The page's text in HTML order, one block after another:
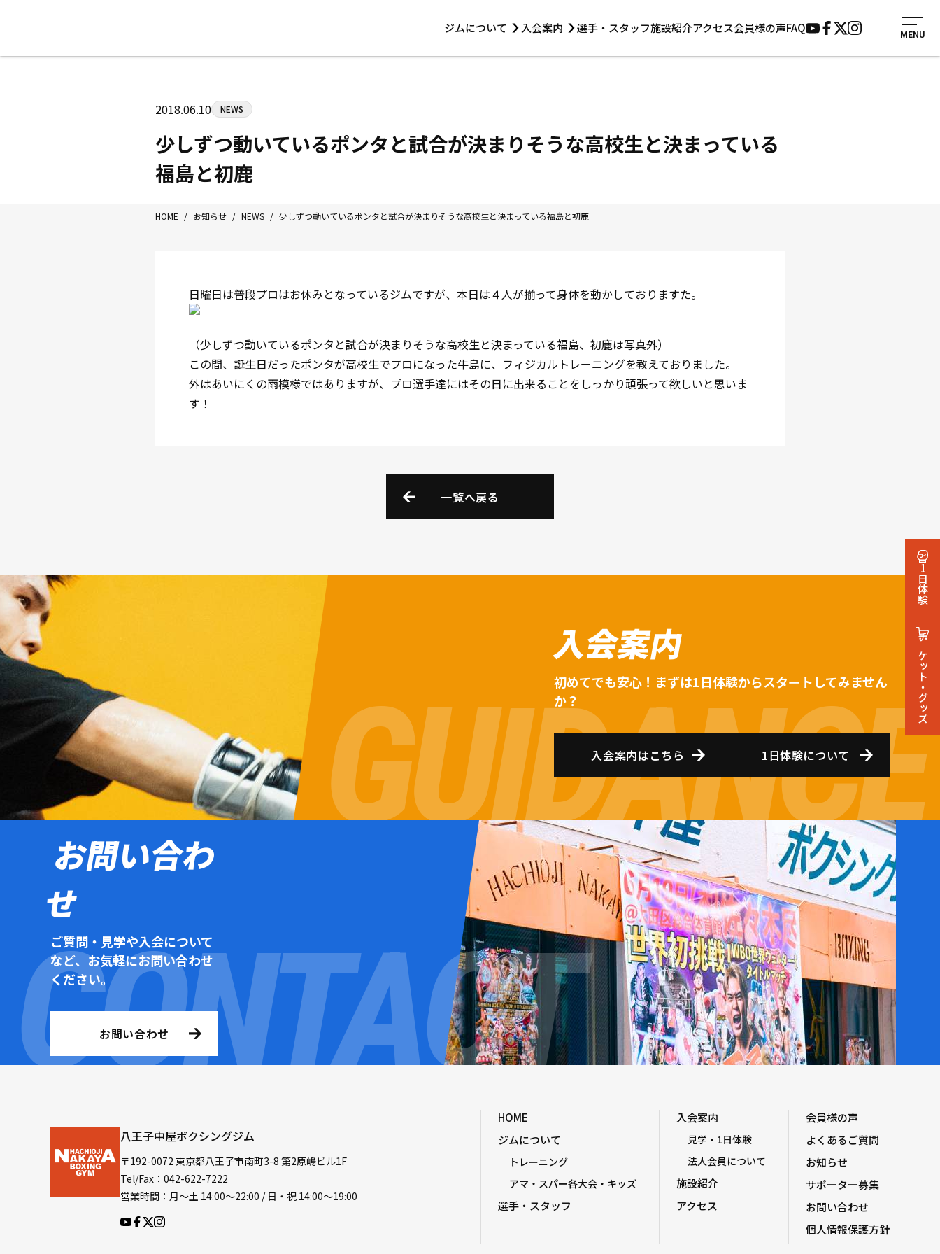
1日体験
チケット・グッズ
ジムについて 入会案内 選手・スタッフ施設紹介アクセス会員様の声FAQ MENU
Tel/Fax：042-622-7222
選手・スタッフ
アクセス
2018.06.10 NEWS
少しずつ動いているポンタと試合が決まりそうな高校生と決まっている
福島と初鹿
HOME / お知らせ / NEWS / 少しずつ動いているポンタと試合が決まりそうな高校生と決まっている福島と初鹿
日曜日は普段プロはお休みとなっているジムですが、本日は４人が揃って身体を動かしておりますた。
（少しずつ動いているポンタと試合が決まりそうな高校生と決まっている福島、初鹿は写真外）
この間、誕生日だったポンタが高校生でプロになった牛島に、フィジカルトレーニングを教えておりました。
外はあいにくの雨模様ではありますが、プロ選手達にはその日に出来ることをしっかり頑張って欲しいと思いま
す！
一覧へ戻る
入会案内
初めてでも安心！まずは1日体験からスタートしてみません
か？
入会案内はこちら 1日体験について
お問い合わ
せ
ご質問・見学や入会について
など、お気軽にお問い合わせ
ください。
お問い合わせ
八王子中屋ボクシングジム
〒192-0072 東京都八王子市南町3-8 第2原嶋ビル1F
Tel/Fax：042-622-7222
営業時間：月〜土 14:00〜22:00 / 日・祝 14:00〜19:00
HOME
ジムについて
トレーニング
アマ・スパー各大会・キッズ
選手・スタッフ
入会案内
見学・1日体験
法人会員について
施設紹介
アクセス
会員様の声
よくあるご質問
お知らせ
サポーター募集
お問い合わせ
個人情報保護方針